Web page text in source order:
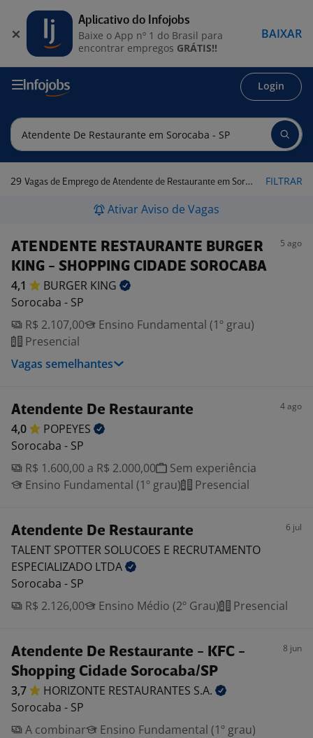
Login
29 Vagas de Emprego de Atendente de Restaurante em Sorocaba - SP FILTRAR
Ativar Aviso de Vagas
ATENDENTE RESTAURANTE BURGER
KING - SHOPPING CIDADE SOROCABA
5 ago
4,1 BURGER KING
Sorocaba - SP
R$ 2.107,00
Ensino Fundamental (1º grau)
Presencial
Vagas semelhantes
Atendente De Restaurante 4 ago
4,0
POPEYES
Sorocaba - SP
R$ 1.600,00 a R$ 2.000,00
Sem experiência
Ensino Fundamental (1º grau)
Presencial
Atendente De Restaurante 6 jul
TALENT SPOTTER SOLUCOES E RECRUTAMENTO
ESPECIALIZADO LTDA
Sorocaba - SP
R$ 2.126,00
Ensino Médio (2º Grau) Presencial
Atendente De Restaurante - KFC -
Shopping Cidade Sorocaba/SP
8 jun
3,7 HORIZONTE RESTAURANTES S.A.
Sorocaba - SP
A combinar
Ensino Fundamental (1º grau)
Aplicativo do Infojobs
Baixe o App nº 1 do Brasil para
encontrar empregos GRÁTIS!!
BAIXAR